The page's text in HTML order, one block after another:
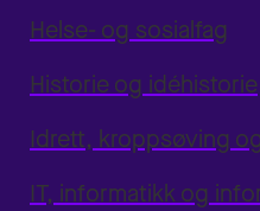
Helse- og sosialfag
Historie og idéhistorie
Idrett, kroppsøving
IT, informatikk og